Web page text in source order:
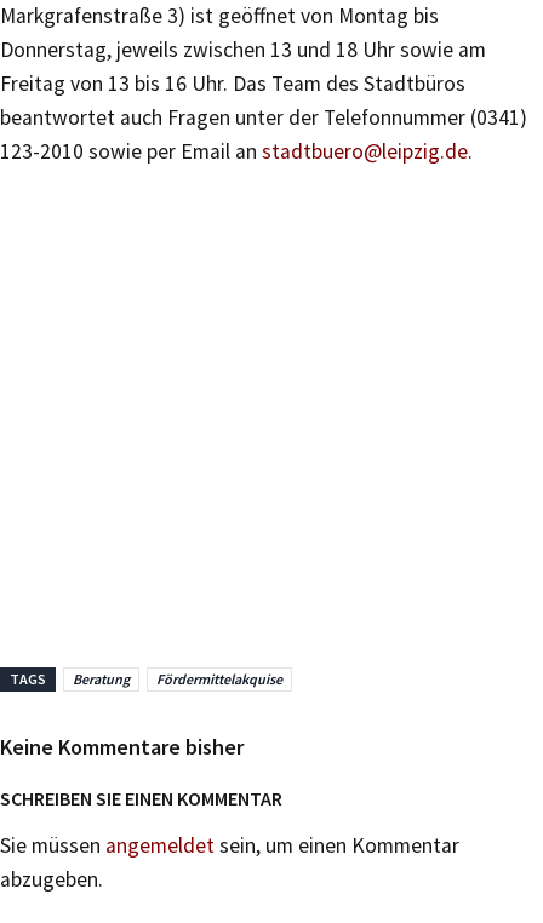
Markgrafenstraße 3) ist geöffnet von Montag bis
Donnerstag, jeweils zwischen 13 und 18 Uhr sowie am
Freitag von 13 bis 16 Uhr. Das Team des Stadtbüros
beantwortet auch Fragen unter der Telefonnummer (0341)
123-2010 sowie per Email an stadtbuero@leipzig.de.
TAGS Beratung Fördermittelakquise
Keine Kommentare bisher
SCHREIBEN SIE EINEN KOMMENTAR
Sie müssen angemeldetsein, um einen Kommentar
abzugeben.